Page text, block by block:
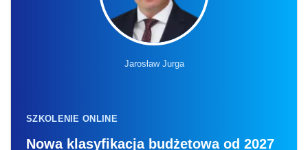
Jarosław Jurga
SZKOLENIE ONLINE
Nowa klasyfikacja budżetowa od 2027